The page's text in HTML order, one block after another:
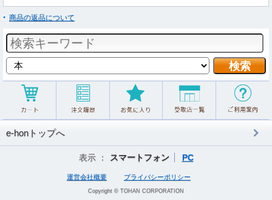
商品の返品について
e-honトップへ
表示 ： スマートフォン PC
運営会社概要 プライバシーポリシー
Copyright © TOHAN CORPORATION